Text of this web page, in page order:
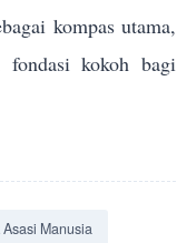
kompas utama,
fondasi kokoh bagi
Manusia